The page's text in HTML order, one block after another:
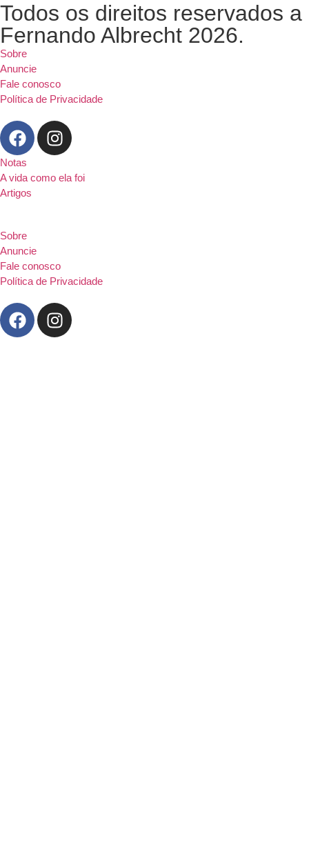
Todos os direitos reservados a
Fernando Albrecht 2026.
Sobre
Anuncie
Fale conosco
Política de Privacidade
Notas
A vida como ela foi
Artigos
Sobre
Anuncie
Fale conosco
Política de Privacidade